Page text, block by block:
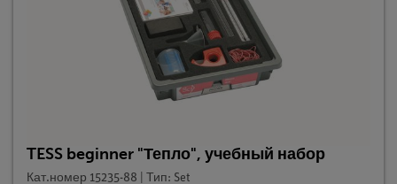
TESS beginner "Тепло", учебный набор
Кат.номер 15235-88 | Тип: Set